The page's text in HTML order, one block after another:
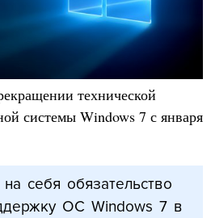
технической
системы Windows 7 с января
себя обязательство
ОС Windows 7 в